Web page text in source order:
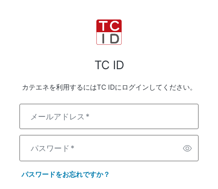
TC ID
カテエネを利用するにはTC IDにログインしてください。
メールアドレス*
パスワード*
パスワードをお忘れですか？